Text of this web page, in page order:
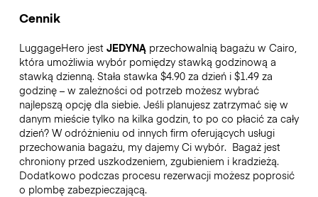
Cennik
LuggageHero jest JEDYNĄprzechowalnią bagażu w Cairo,
która umożliwia wybór pomiędzy stawką godzinową a
stawką dzienną. Stała stawka $4.90 za dzień i $1.49 za
godzinę – w zależności od potrzeb możesz wybrać
najlepszą opcję dla siebie. Jeśli planujesz zatrzymać się w
danym mieście tylko na kilka godzin, to po co płacić za cały
dzień? W odróżnieniu od innych firm oferujących usługi
przechowania bagażu, my dajemy Ci wybór. Bagaż jest
chroniony przed uszkodzeniem, zgubieniem i kradzieżą.
Dodatkowo podczas procesu rezerwacji możesz poprosić
o plombę zabezpieczającą.